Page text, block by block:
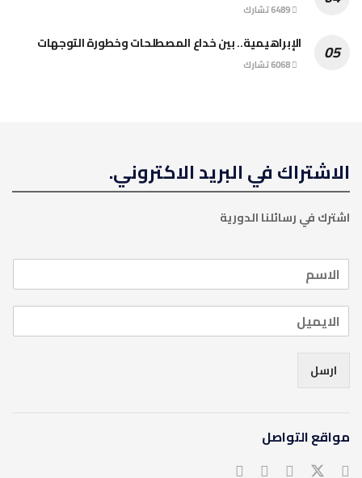
الإبراهيمية.. بين خداع المصطلحات وخطورة التوجهات
الاشتراك في البريد الاكتروني.
اشترك في رسائلنا الدورية
ارسل
مواقع التواصل